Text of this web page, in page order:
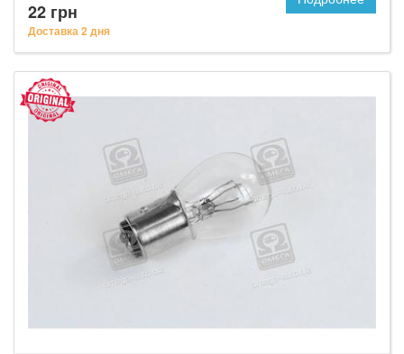
22 грн
Доставка 2 дня